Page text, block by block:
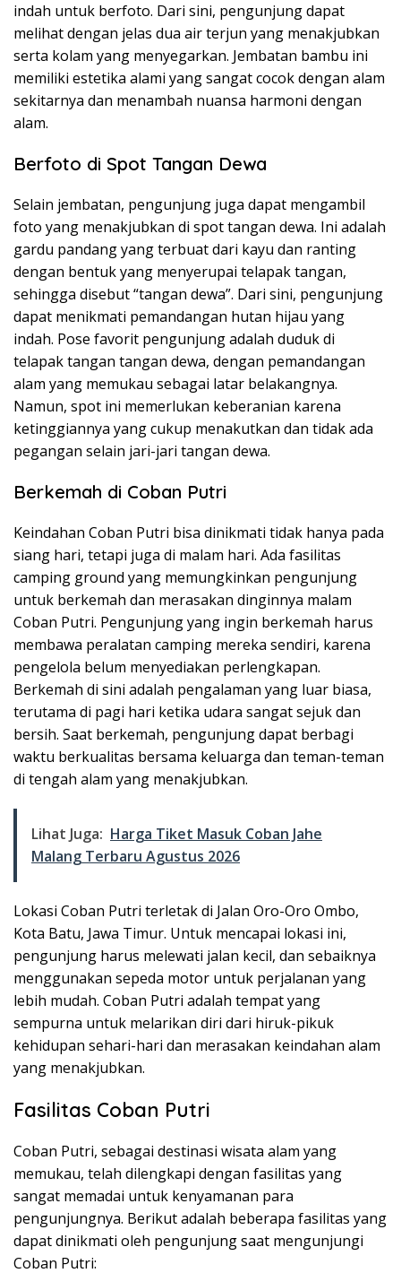
indah untuk berfoto. Dari sini, pengunjung dapat
melihat dengan jelas dua air terjun yang menakjubkan
serta kolam yang menyegarkan. Jembatan bambu ini
memiliki estetika alami yang sangat cocok dengan alam
sekitarnya dan menambah nuansa harmoni dengan
alam.
Berfoto di Spot Tangan Dewa
Selain jembatan, pengunjung juga dapat mengambil
foto yang menakjubkan di spot tangan dewa. Ini adalah
gardu pandang yang terbuat dari kayu dan ranting
dengan bentuk yang menyerupai telapak tangan,
sehingga disebut “tangan dewa”. Dari sini, pengunjung
dapat menikmati pemandangan hutan hijau yang
indah. Pose favorit pengunjung adalah duduk di
telapak tangan tangan dewa, dengan pemandangan
alam yang memukau sebagai latar belakangnya.
Namun, spot ini memerlukan keberanian karena
ketinggiannya yang cukup menakutkan dan tidak ada
pegangan selain jari-jari tangan dewa.
Berkemah di Coban Putri
Keindahan Coban Putri bisa dinikmati tidak hanya pada
siang hari, tetapi juga di malam hari. Ada fasilitas
camping ground yang memungkinkan pengunjung
untuk berkemah dan merasakan dinginnya malam
Coban Putri. Pengunjung yang ingin berkemah harus
membawa peralatan camping mereka sendiri, karena
pengelola belum menyediakan perlengkapan.
Berkemah di sini adalah pengalaman yang luar biasa,
terutama di pagi hari ketika udara sangat sejuk dan
bersih. Saat berkemah, pengunjung dapat berbagi
waktu berkualitas bersama keluarga dan teman-teman
di tengah alam yang menakjubkan.
Lihat Juga: Harga Tiket Masuk Coban Jahe
Malang Terbaru Agustus 2026
Lokasi Coban Putri terletak di Jalan Oro-Oro Ombo,
Kota Batu, Jawa Timur. Untuk mencapai lokasi ini,
pengunjung harus melewati jalan kecil, dan sebaiknya
menggunakan sepeda motor untuk perjalanan yang
lebih mudah. Coban Putri adalah tempat yang
sempurna untuk melarikan diri dari hiruk-pikuk
kehidupan sehari-hari dan merasakan keindahan alam
yang menakjubkan.
Fasilitas Coban Putri
Coban Putri, sebagai destinasi wisata alam yang
memukau, telah dilengkapi dengan fasilitas yang
sangat memadai untuk kenyamanan para
pengunjungnya. Berikut adalah beberapa fasilitas yang
dapat dinikmati oleh pengunjung saat mengunjungi
Coban Putri: